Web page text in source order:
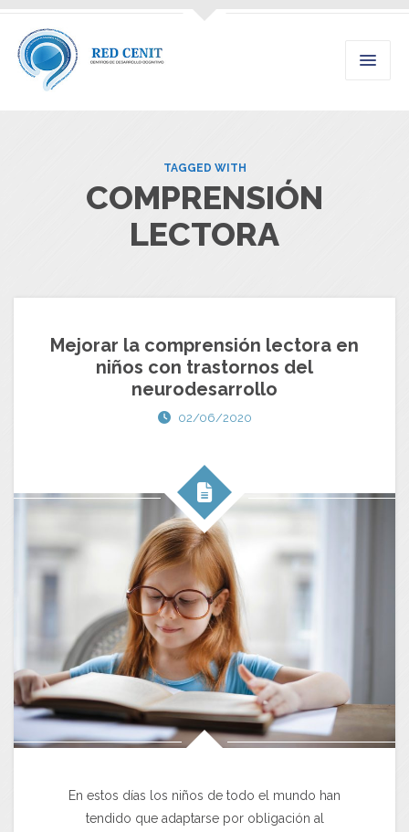
TAGGED WITH
COMPRENSIÓN
LECTORA
Mejorar la comprensión lectora en
niños con trastornos del
neurodesarrollo
02/06/2020
En estos días los niños de todo el mundo han
tendido que adaptarse por obligación al